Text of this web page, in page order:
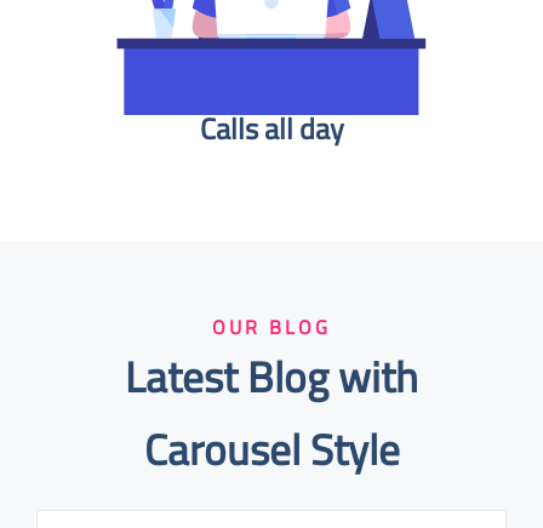
Calls all day
OUR BLOG
Latest Blog with
Carousel Style